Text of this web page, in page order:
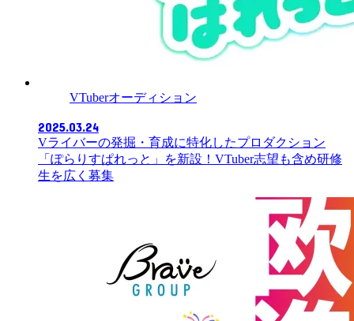
VTuberオーディション
2025.03.24
Vライバーの発掘・育成に特化したプロダクション
「ぽらりすぱれっと」を新設！VTuber志望も含め研修
生を広く募集